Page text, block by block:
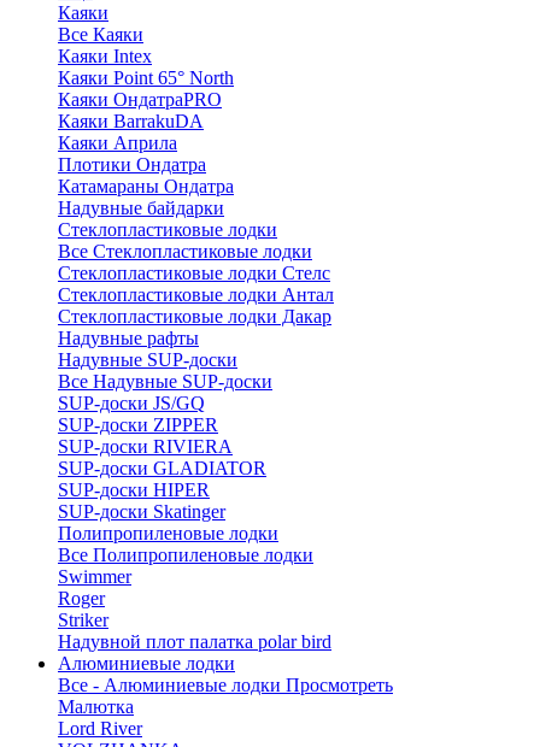
Каяки
Все Каяки
Каяки Intex
Каяки Point 65° North
Каяки ОндатраPRO
Каяки BarrakuDA
Каяки Априла
Плотики Ондатра
Катамараны Ондатра
Надувные байдарки
Стеклопластиковые лодки
Все Стеклопластиковые лодки
Стеклопластиковые лодки Стелс
Стеклопластиковые лодки Антал
Стеклопластиковые лодки Дакар
Надувные рафты
Надувные SUP-доски
Все Надувные SUP-доски
SUP-доски JS/GQ
SUP-доски ZIPPER
SUP-доски RIVIERA
SUP-доски GLADIATOR
SUP-доски HIPER
SUP-доски Skatinger
Полипропиленовые лодки
Все Полипропиленовые лодки
Swimmer
Roger
Striker
Надувной плот палатка polar bird
Алюминиевые лодки
Все - Алюминиевые лодки Просмотреть
Малютка
Lord River